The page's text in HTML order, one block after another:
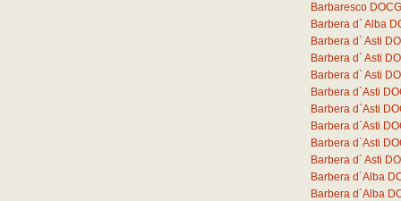
Barbaresco
Barbera d` Alba
Barbera d` Asti
Barbera d` Asti
Barbera d` Asti
Barbera d`Asti
Barbera d`Asti
Barbera d`Asti
Barbera d`Asti
Barbera d´ Asti
Barbera d´Alba
Barbera d´Alba